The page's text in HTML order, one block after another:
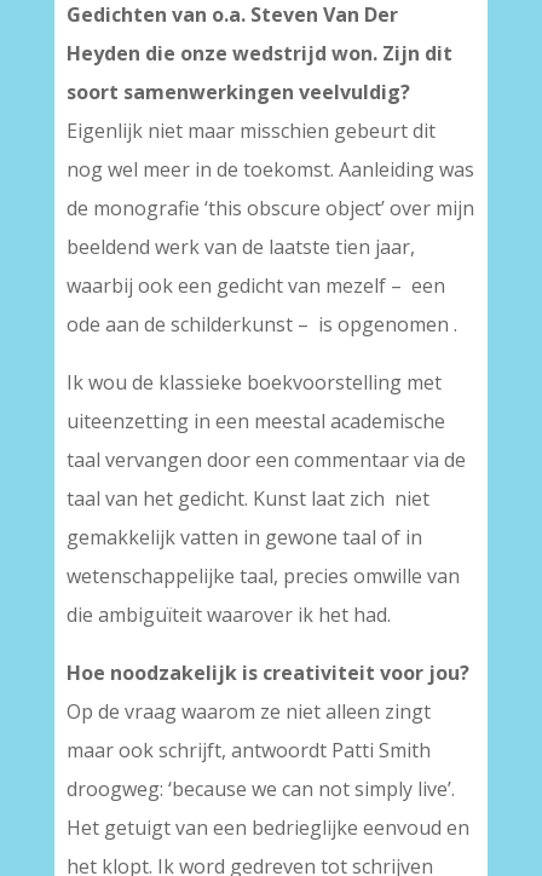
Gedichten van o.a. Steven Van Der
Heyden die onze wedstrijd won. Zijn dit
soort samenwerkingen veelvuldig?
Eigenlijk niet maar misschien gebeurt dit
nog wel meer in de toekomst. Aanleiding was
de monografie ‘this obscure object’ over mijn
beeldend werk van de laatste tien jaar,
waarbij ook een gedicht van mezelf – een
ode aan de schilderkunst – is opgenomen .
Ik wou de klassieke boekvoorstelling met
uiteenzetting in een meestal academische
taal vervangen door een commentaar via de
taal van het gedicht. Kunst laat zich niet
gemakkelijk vatten in gewone taal of in
wetenschappelijke taal, precies omwille van
die ambiguïteit waarover ik het had.
Hoe noodzakelijk is creativiteit voor jou?
Op de vraag waarom ze niet alleen zingt
maar ook schrijft, antwoordt Patti Smith
droogweg: ‘because we can not simply live’.
Het getuigt van een bedrieglijke eenvoud en
het klopt. Ik word gedreven tot schrijven